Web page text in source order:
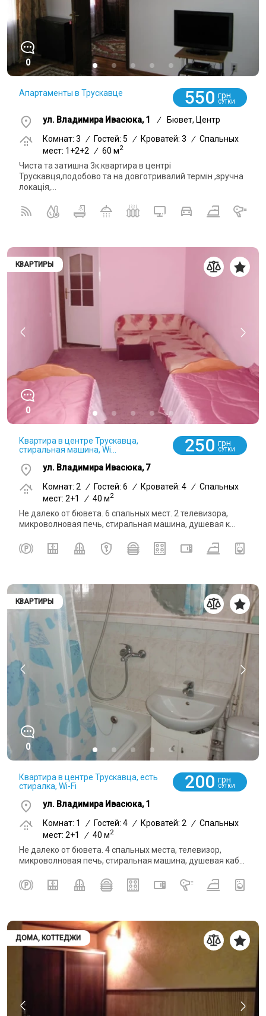
0
Апартаменты в Трускавце 550 грн
СУТКИ
ул. Владимира Ивасюка, 1 /
Бювет, Центр
Комнат: 3 / Гостей: 5 / Кроватей: 3 / Спальных
мест: 1+2+2
/ 60 м2
Чиста та затишна 3к.квартира в центрі
Трускавця,подобово та на довготривалий термін ,зручна
локація,...
КВАРТИРЫ
0
Квартира в центре Трускавца,
стиральная машина, Wi...
250 грн
СУТКИ
ул. Владимира Ивасюка, 7
Комнат: 2
/ Гостей: 6 / Кроватей: 4 / Спальных
мест: 2+1
/ 40 м2
Не далеко от бювета. 6 спальных мест. 2 телевизора,
микроволновая печь, стиральная машина, душевая к...
КВАРТИРЫ
0
Квартира в центре Трускавца, есть
стиралка, Wi-Fi
200 грн
СУТКИ
ул. Владимира Ивасюка, 1
Комнат: 1
/ Гостей: 4 / Кроватей: 2 / Спальных
мест: 2+1
/ 40 м2
Не далеко от бювета. 4 спальных места, телевизор,
микроволновая печь, стиральная машина, душевая каб...
ДОМА, КОТТЕДЖИ